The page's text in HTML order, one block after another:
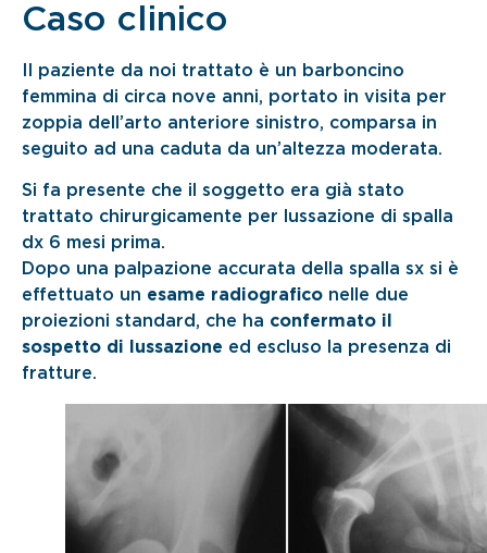
Caso clinico
Il paziente da noi trattato è un barboncino
femmina di circa nove anni, portato in visita per
zoppia dell’arto anteriore sinistro, comparsa in
seguito ad una caduta da un’altezza moderata.
Si fa presente che il soggetto era già stato
trattato chirurgicamente per lussazione di spalla
dx 6 mesi prima.
Dopo una palpazione accurata della spalla sx si è
effettuato un esame radiografico nelle due
proiezioni standard, che ha confermato il
sospetto di lussazione ed escluso la presenza di
fratture.